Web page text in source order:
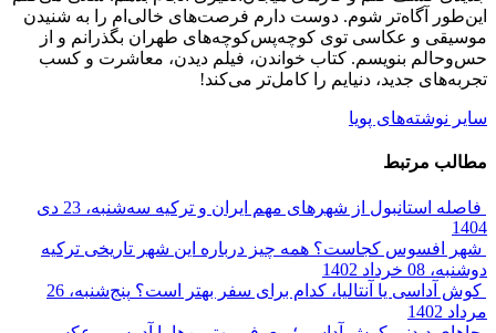
این‌طور آگاه‌تر شوم. دوست دارم فرصت‌های خالی‌ام را به شنیدن
موسیقی و عکاسی توی کوچه‌پس‌کوچه‌های طهران بگذرانم و از
حس‌وحالم بنویسم. کتاب خواندن، فیلم دیدن، معاشرت و کسب
تجربه‌های جدید، دنیایم را کامل‌تر می‌کند!
سایر نوشته‌های پویا
مطالب مرتبط
فاصله استانبول از شهرهای مهم ایران و ترکیه
سه‌شنبه، 23 دی
1404
شهر افسوس کجاست؟ همه چیز درباره این شهر تاریخی ترکیه
دوشنبه، 08 خرداد 1402
کوش آداسی یا آنتالیا، کدام برای سفر بهتر است؟
پنج‌شنبه، 26
مرداد 1402